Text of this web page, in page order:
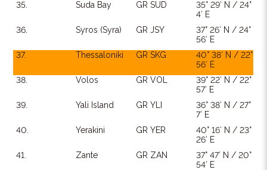
35.
Suda Bay GR SUD
35° 29′ N / 24°
4′ E
36.
Syros (Syra) GR JSY
37° 26′ N / 24°
56′ E
37.
Thessaloniki GR SKG
40° 38′ N / 22°
56′ E
38.
Volos GR VOL
39° 22′ N / 22°
57′ E
39.
Yali Island GR YLI
36° 38′ N / 27°
7′ E
40.
Yerakini GR YER
40° 16′ N / 23°
26′ E
41.
Zante GR ZAN
37° 47′ N / 20°
54′ E